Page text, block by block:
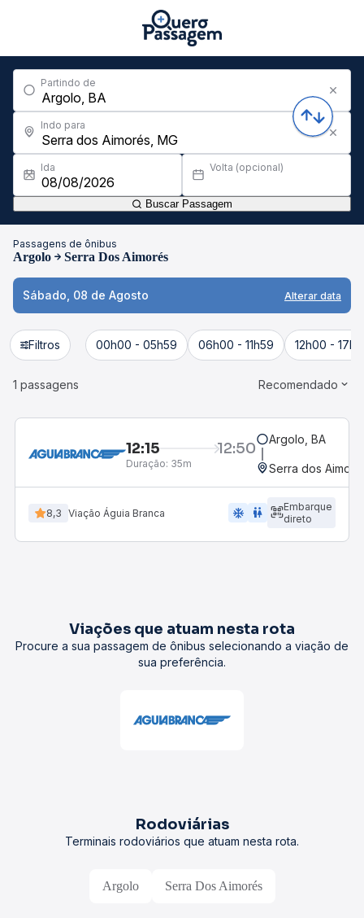
Partindo de
Indo para
Ida Volta (opcional)
Buscar Passagem
Passagens de ônibus
Argolo Serra Dos Aimorés
Sábado, 08 de Agosto Alterar data
Filtros 00h00 - 05h59 06h00 - 11h59 12h00 -
1 passagens Recomendado
12:15 12:50
Duração: 35m
Argolo, BA
Serra dos
8,3 Viação Águia Branca ac_unit wc
Embarque
direto
Viações que atuam nesta rota
Procure a sua passagem de ônibus selecionando a viação de
sua preferência.
Rodoviárias
Terminais rodoviários que atuam nesta rota.
Argolo Serra Dos Aimorés